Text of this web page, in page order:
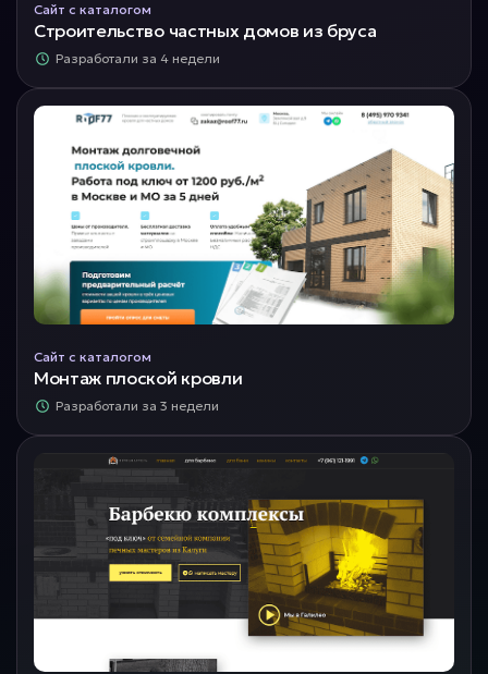
Сайт с каталогом
Строительство частных домов из бруса
Разработали за 4 недели
Сайт с каталогом
Монтаж плоской кровли
Разработали за 3 недели